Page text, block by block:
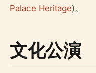
Palace Heritage)。
文化公演